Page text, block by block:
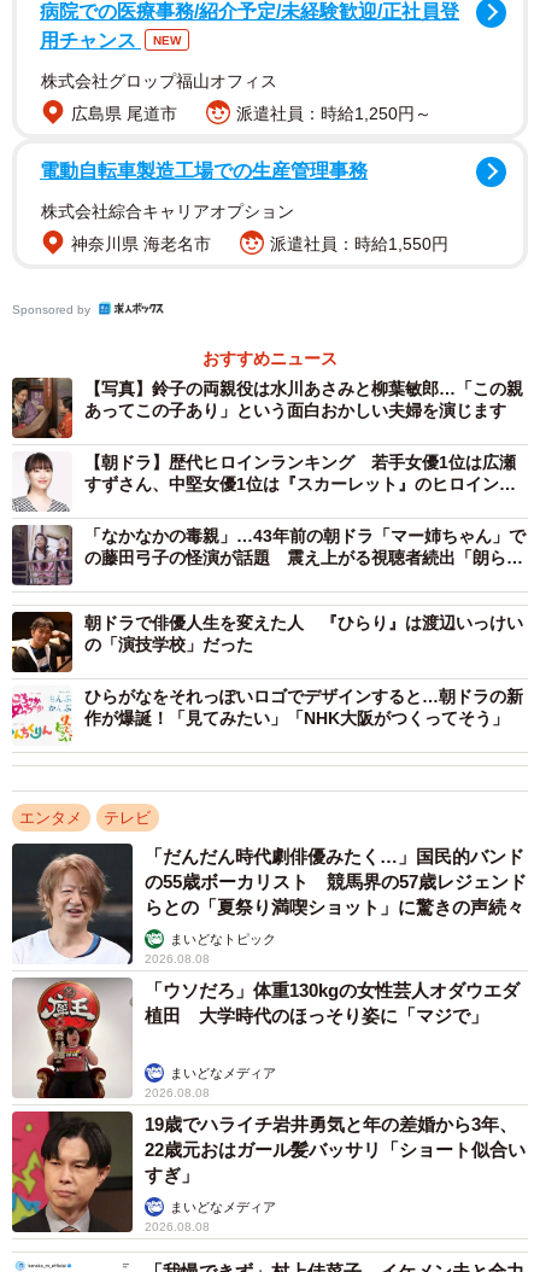
強い女性の物語を作りたい」ということを原点に、スタッ
フ間でいろいろアイデアを出していく中で、「笠置シヅ子
さんが面白いんじゃないか」という話になりました。笠置
さんは「東京ブギウギ」をはじめとした、明るくて楽しく
て、力強い歌を歌われていますが、調べてみたらすごくド
ラマチックな人生を送った方だとわかりました。そして、
「生活の人」という印象を強く受けました。笠置さんがス
ターとして立つステージの華やかさと、人情深くて愛情深
チーフ演出・福井充広さん （以下、福井） 今までの朝ド
ラにないくらい、エネルギーにあふれるドラマを作りたい
という思いで撮影しています。柱となるのは、「エンター
テインメントの力」「雑草魂」「母と娘」という3つのキー
ワード。大きな見どころのひとつであるレビューのシーン
はとにかく華やか。その反面、鈴子の人生は波瀾万丈で、
いろんな不幸も経験します。そして、歌の力を借りてそれ
を跳ね除けていく。たとえるなら鈴子は、レストランに飾
られている綺麗な花ではなく、どんなに踏まれても踏まれ
ても生き抜いていく、雑草のようなヒロイン。やがて恋を
して子どもを産み、歌いながら娘を育てていきます。
少女時代の鈴子役・澤井梨丘は「判で押したよう
な芝居」をしない
──鈴子の少女時代を演じた澤井梨丘さんの抜擢の理由と、
魅力を教えてください。
福井 ひと目見て、目の具合が趣里さんにそっくりだと思
いました。オーディションでピカイチに光っていたんで
す。本作がドラマ初出演の澤井さんの演技は、子役子役し
た「判で押したような芝居」じゃないんですよ。初めてで
あるということが功を奏したというか、とても自然で。初
出演のドラマで、柳葉敏郎さん（鈴子の父・梅吉役）や水
川あさみさん（鈴子の母・ツヤ役）という大先輩を前にし
たら、普通緊張して、自分の実力を存分に発揮できなかっ
たりすると思うんです。でも、澤井さんはまったく臆する
ことなく、そのままのピュアな佇まいで芝居に臨んでくれ
る。「自然で純真無垢で、無邪気な女の子」を、そのまま
病院での医療事務/紹介予定/未経験歓迎/正社員登
用チャンス
NEW
株式会社グロップ福山オフィス
広島県 尾道市
派遣社員：時給1,250円～
電動自転車製造工場での生産管理事務
株式会社綜合キャリアオプション
神奈川県 海老名市
派遣社員：時給1,550円
Sponsored by
おすすめニュース
【写真】鈴子の両親役は水川あさみと柳葉敏郎…「この親
あってこの子あり」という面白おかしい夫婦を演じます
【朝ドラ】歴代ヒロインランキング 若手女優1位は広瀬
すずさん、中堅女優1位は『スカーレット』のヒロイン女
「なかなかの毒親」…43年前の朝ドラ「マー姉ちゃん」で
の藤田弓子の怪演が話題 震え上がる視聴者続出「朗らか
朝ドラで俳優人生を変えた人 『ひらり』は渡辺いっけい
の「演技学校」だった
ひらがなをそれっぽいロゴでデザインすると…朝ドラの新
作が爆誕！「見てみたい」「NHK大阪がつくってそう」
エンタメ テレビ
「だんだん時代劇俳優みたく…」国民的バンド
の55歳ボーカリスト 競馬界の57歳レジェンド
らとの「夏祭り満喫ショット」に驚きの声続々
まいどなトピック
2026.08.08
「ウソだろ」体重130kgの女性芸人オダウエダ
植田 大学時代のほっそり姿に「マジで」
まいどなメディア
2026.08.08
19歳でハライチ岩井勇気と年の差婚から3年、
22歳元おはガール髪バッサリ「ショート似合い
すぎ」
まいどなメディア
2026.08.08